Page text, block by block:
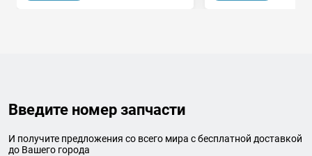
Введите номер запчасти
И получите предложения со всего мира с бесплатной доставкой
до Вашего города